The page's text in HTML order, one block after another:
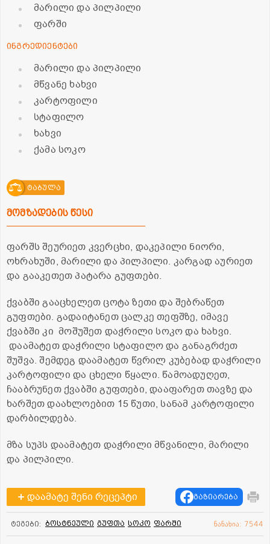
მარილი და პილპილი
ფარში
ინგრედიენტები
მარილი და პილპილი
მწვანე ხახვი
კარტოფილი
სტაფილო
ხახვი
ქამა სოკო
ტაბულა
მომზადების წესი
ფარშს შეურიეთ კვერცხი, დაკეპილი ნიორი,
ოხრახუში, მარილი და პილპილი. კარგად აურიეთ
და გააკეთეთ პატარა გუფთები.
ქვაბში გააცხელეთ ცოტა ზეთი და შებრაწეთ
გუფთები. გადაიტანეთ ცალკე თეფშზე, იმავე
ქვაბში კი მოშუშეთ დაჭრილი სოკო და ხახვი.
დაამატეთ დაჭრილი სტაფილო და განაგრძეთ
შუშვა. შემდეგ დაამატეთ წვრილ კუბებად დაჭრილი
კარტოფილი და ცხელი წყალი. წამოადუღეთ,
ჩააბრუნეთ ქვაბში გუფთები, დააფარეთ თავზე და
ხარშეთ დაახლოებით 15 წუთი, სანამ კარტოფილი
დარბილდება.
მზა სუპს დაამატეთ დაჭრილი მწვანილი, მარილი
და პილპილი.
დაამატე შენი რეცეპტი გაზიარება
ტეგები: ბოსტნეული გუფთა სოკო ფარში ნანახია: 7544